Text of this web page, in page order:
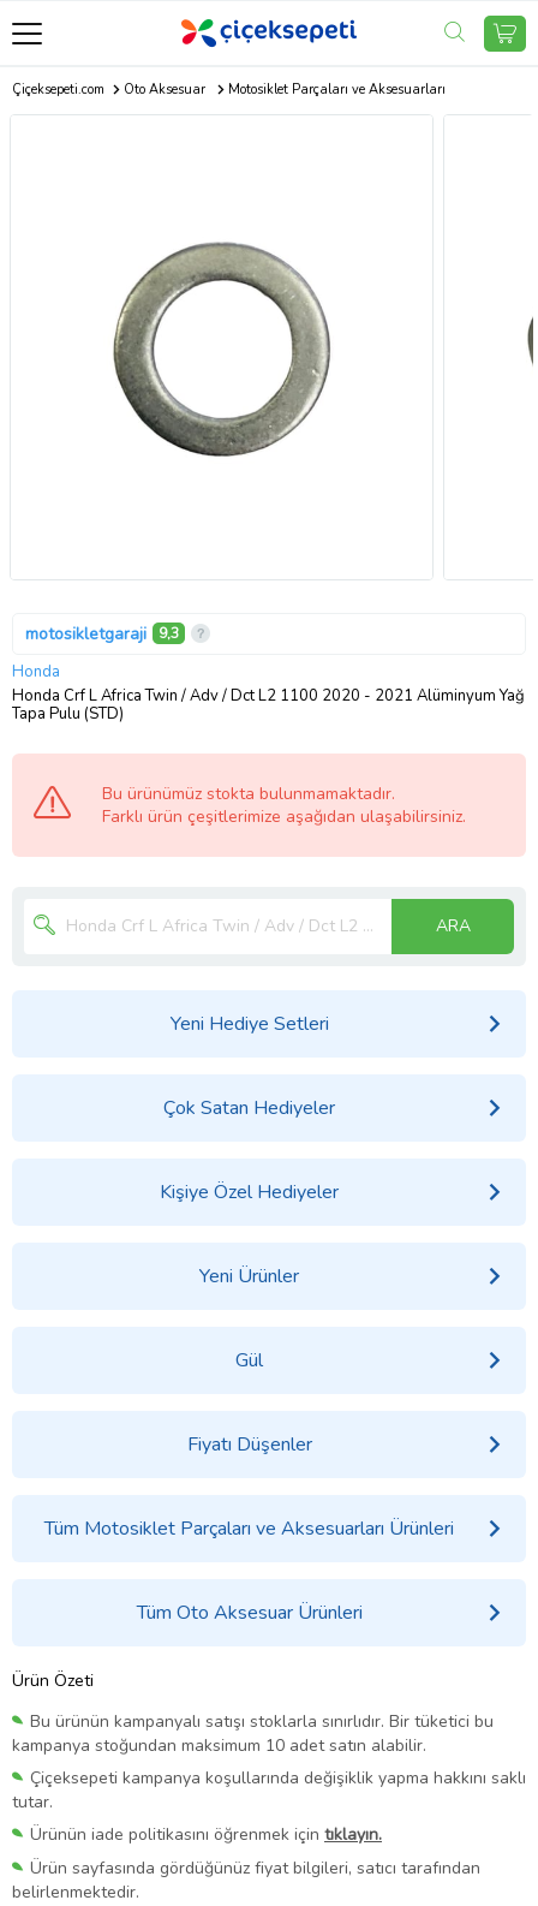
Çiçeksepeti.com Oto Aksesuar Motosiklet Parçaları ve Aksesuarları
motosikletgaraji 9,3
Honda
Honda Crf L Africa Twin / Adv / Dct L2 1100 2020 - 2021 Alüminyum Yağ
Tapa Pulu (STD)
Bu ürünümüz stokta bulunmamaktadır.
Farklı ürün çeşitlerimize aşağıdan ulaşabilirsiniz.
ARA
Yeni Hediye Setleri
Çok Satan Hediyeler
Kişiye Özel Hediyeler
Yeni Ürünler
Gül
Fiyatı Düşenler
Tüm Motosiklet Parçaları ve Aksesuarları Ürünleri
Tüm Oto Aksesuar Ürünleri
Ürün Özeti
Bu ürünün kampanyalı satışı stoklarla sınırlıdır. Bir tüketici bu
kampanya stoğundan maksimum 10 adet satın alabilir.
Çiçeksepeti kampanya koşullarında değişiklik yapma hakkını saklı
tutar.
Ürünün iade politikasını öğrenmek için tıklayın.
Ürün sayfasında gördüğünüz fiyat bilgileri, satıcı tarafından
belirlenmektedir.